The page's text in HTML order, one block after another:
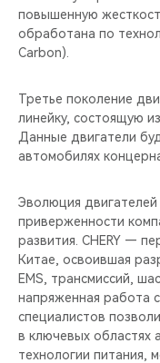
повышенную
обработана по
Carbon).
Третье поколение
линейку, состоящую из
Данные двигатели
автомобилях концерна
Эволюция двигателей
приверженности
развития. CHERY —
Китае, освоившая
EMS, трансмиссий,
напряженная работа
специалистов
в ключевых областях
технологии питания,